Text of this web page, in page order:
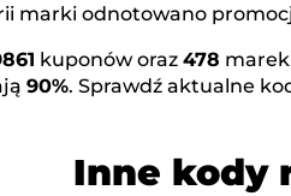
marki odnotowano
kuponów oraz 478
90%. Sprawdź aktualne
Inne kody